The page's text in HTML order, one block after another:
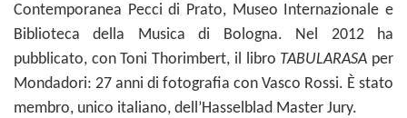
Contemporanea Pecci di Prato, Museo Internazionale e
Biblioteca della Musica di Bologna. Nel 2012 ha
pubblicato, con Toni Thorimbert, il libro TABULARASA per
Mondadori: 27 anni di fotografia con Vasco Rossi. È stato
membro, unico italiano, dell’Hasselblad Master Jury.